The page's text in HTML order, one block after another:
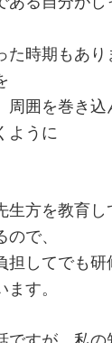
た時期もあ
周囲を巻き
ように
生方を教育
で、
担してでも
す。